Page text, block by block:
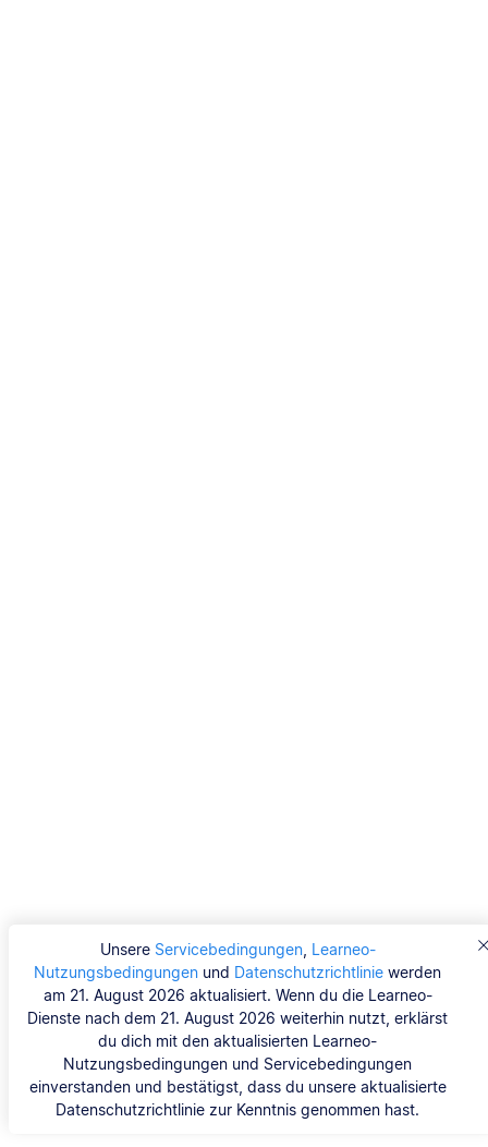
Unsere Servicebedingungen, Learneo-
Nutzungsbedingungen und Datenschutzrichtlinie werden
am 21. August 2026 aktualisiert. Wenn du die Learneo-
Dienste nach dem 21. August 2026 weiterhin nutzt, erklärst
du dich mit den aktualisierten Learneo-
Nutzungsbedingungen und Servicebedingungen
einverstanden und bestätigst, dass du unsere aktualisierte
Datenschutzrichtlinie zur Kenntnis genommen hast.